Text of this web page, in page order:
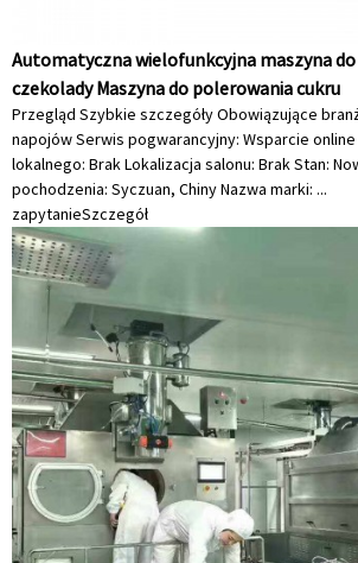
Automatyczna wielofunkcyjna maszyna
czekolady Maszyna do polerowania cukru
Przegląd Szybkie szczegóły Obowiązujące
napojów Serwis pogwarancyjny: Wsparcie
lokalnego: Brak Lokalizacja salonu: Brak Stan:
pochodzenia: Syczuan, Chiny Nazwa marki: ...
zapytanieSzczegół